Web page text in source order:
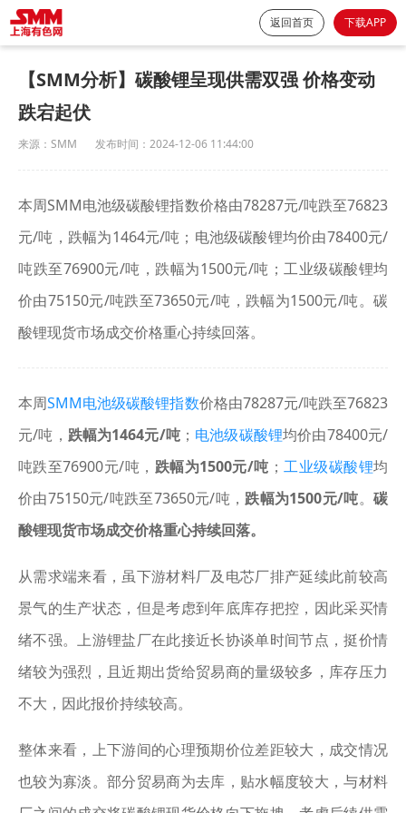
返回首页 下载APP
【SMM分析】碳酸锂呈现供需双强 价格变动
跌宕起伏
来源： SMM 发布时间： 2024-12-06 11:44:00
本周SMM电池级碳酸锂指数价格由78287元/吨跌至76823
元/吨，跌幅为1464元/吨；电池级碳酸锂均价由78400元/
吨跌至76900元/吨，跌幅为1500元/吨；工业级碳酸锂均
价由75150元/吨跌至73650元/吨，跌幅为1500元/吨。碳
酸锂现货市场成交价格重心持续回落。
本周SMM电池级碳酸锂指数价格由78287元/吨跌至76823
元/吨， 跌幅为1464元/吨； 电池级碳酸锂均价由78400元/
吨跌至76900元/吨， 跌幅为1500元/吨 ； 工业级碳酸锂均
价由75150元/吨跌至73650元/吨， 跌幅为1500元/吨。碳
酸锂现货市场成交价格重心持续回落。
从需求端来看，虽下游材料厂及电芯厂排产延续此前较高
景气的生产状态，但是考虑到年底库存把控，因此采买情
绪不强。上游锂盐厂在此接近长协谈单时间节点，挺价情
绪较为强烈，且近期出货给贸易商的量级较多，库存压力
不大，因此报价持续较高。
整体来看，上下游间的心理预期价位差距较大，成交情况
也较为寡淡。部分贸易商为去库，贴水幅度较大，与材料